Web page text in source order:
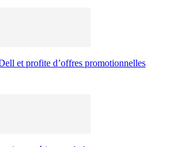
et profite d’offres promotionnelles